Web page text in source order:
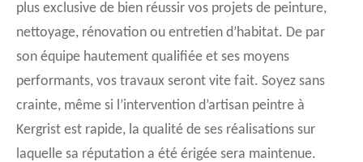
plus exclusive de bien réussir vos projets de peinture,
nettoyage, rénovation ou entretien d’habitat. De par
son équipe hautement qualifiée et ses moyens
performants, vos travaux seront vite fait. Soyez sans
crainte, même si l’intervention d’artisan peintre à
Kergrist est rapide, la qualité de ses réalisations sur
laquelle sa réputation a été érigée sera maintenue.